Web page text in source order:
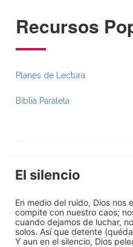
Recursos
Planes de Lectura
Biblia Paralela
El silencio
En medio del ruido, Dios nos
compite con nuestro caos;
cuando dejamos de luchar,
solos. Así que detente
Y aun en el silencio, Dios